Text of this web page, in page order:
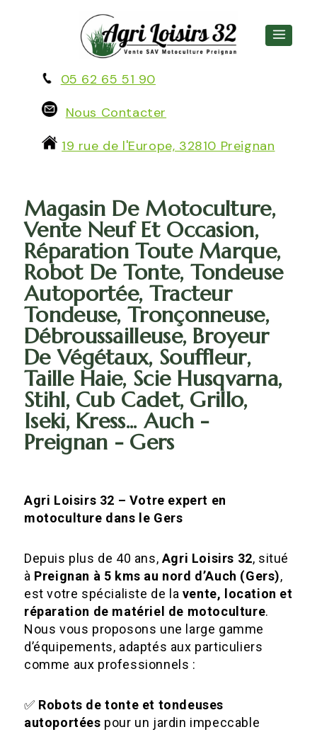
05 62 65 51 90
Nous Contacter
19 rue de l'Europe, 32810 Preignan
Magasin De Motoculture,
Vente Neuf Et Occasion,
Réparation Toute Marque,
Robot De Tonte, Tondeuse
Autoportée, Tracteur
Tondeuse, Tronçonneuse,
Débroussailleuse, Broyeur
De Végétaux, Souffleur,
Taille Haie, Scie Husqvarna,
Stihl, Cub Cadet, Grillo,
Iseki, Kress... Auch -
Preignan - Gers
Agri Loisirs 32 – Votre expert en
motoculture dans le Gers
Depuis plus de 40 ans, Agri Loisirs 32, situé
à Preignan à 5 kms au nord d’Auch (Gers),
est votre spécialiste de la vente, location et
réparation de matériel de motoculture.
Nous vous proposons une large gamme
d’équipements, adaptés aux particuliers
comme aux professionnels :
✅ Robots de tonte et tondeuses
autoportées pour un jardin impeccable